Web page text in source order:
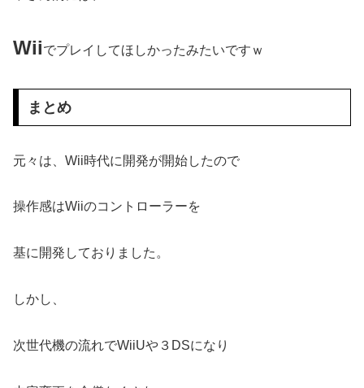
Wiiでプレイしてほしかったみたいですｗ
まとめ
元々は、Wii時代に開発が開始したので
操作感はWiiのコントローラーを
基に開発しておりました。
しかし、
次世代機の流れでWiiUや３DSになり